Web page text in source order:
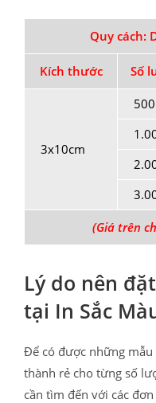
Quy cách:
Kích thước Số
3x10cm
500
(Giá trên
Lý do nên
tại In Sắc
Để có được những
thành rẻ cho từng số
cần tìm đến với các